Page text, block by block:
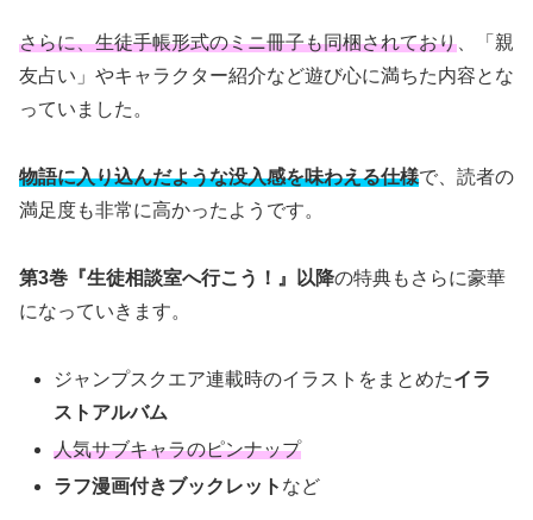
さらに、生徒手帳形式のミニ冊子も同梱されており 、「親
友占い」やキャラクター紹介など遊び心に満ちた内容とな
っていました。
物語に入り込んだような没入感を味わえる仕様で、読者の
満足度も非常に高かったようです。
第3巻『生徒相談室へ行こう！』以降の特典もさらに豪華
になっていきます。
ジャンプスクエア連載時のイラストをまとめたイラ
ストアルバム
人気サブキャラのピンナップ
ラフ漫画付きブックレット など